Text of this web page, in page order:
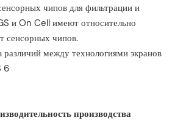
чипов для фильтрации и
и On Cell имеют относительно
сенсорных чипов.
производства